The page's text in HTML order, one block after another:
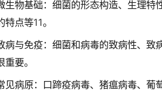
生物基础：细菌的形态构造、生理特
特点等11。
病与免疫：细菌和病毒的致病性、致
重要。
见病原：口蹄疫病毒、猪瘟病毒、葡